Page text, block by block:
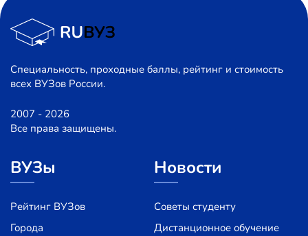
Специальность, проходные баллы, рейтинг и стоимость
всех ВУЗов России.
2007 - 2026
Все права защищены.
ВУЗы
Рейтинг ВУЗов
Города
Новости
Советы студенту
Дистанционное обучение